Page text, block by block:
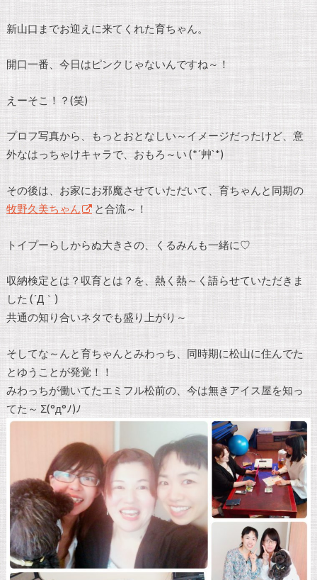
新山口までお迎えに来てくれた育ちゃん。
開口一番、今日はピンクじゃないんですね～！
えーそこ！？(笑)
プロフ写真から、もっとおとなしい～イメージだったけど、意
外なはっちゃけキャラで、おもろ～い (*´艸`*)
その後は、お家にお邪魔させていただいて、育ちゃんと同期の
牧野久美ちゃん
と合流～！
トイプーらしからぬ大きさの、くるみんも一緒に♡
収納検定とは？収育とは？を、熱く熱～く語らせていただきま
した (´Д｀)
共通の知り合いネタでも盛り上がり～
そしてな～んと育ちゃんとみわっち、同時期に松山に住んでた
とゆうことが発覚！！
みわっちが働いてたエミフル松前の、今は無きアイス屋を知っ
てた～ Σ(°д°ﾉ)ﾉ